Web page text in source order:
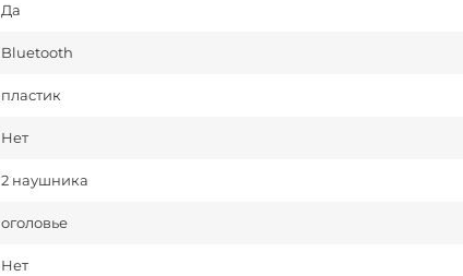
Да
Bluetooth
пластик
Нет
2 наушника
оголовье
Нет